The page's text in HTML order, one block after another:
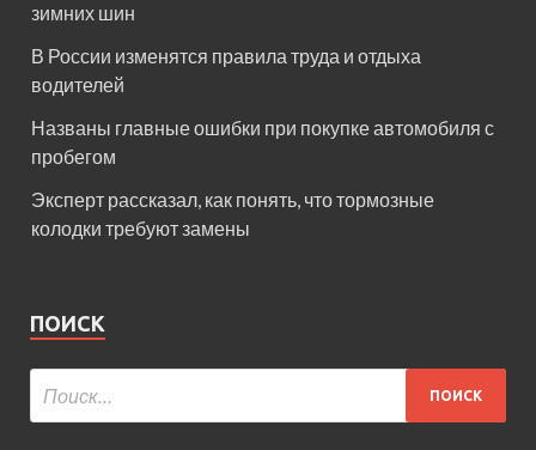
зимних шин
В России изменятся правила труда и отдыха
водителей
Названы главные ошибки при покупке автомобиля с
пробегом
Эксперт рассказал, как понять, что тормозные
колодки требуют замены
ПОИСК